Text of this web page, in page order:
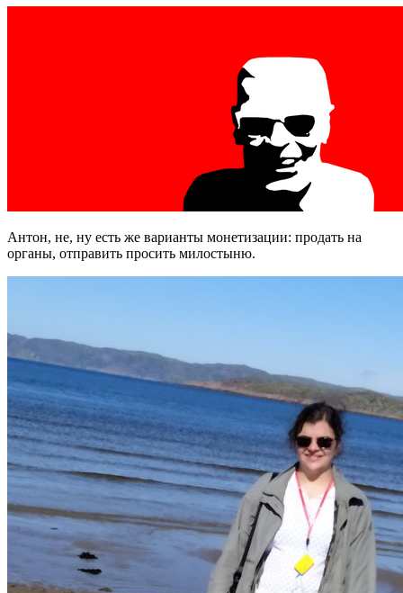
Антон, не, ну есть же варианты монетизации: продать на
органы, отправить просить милостыню.